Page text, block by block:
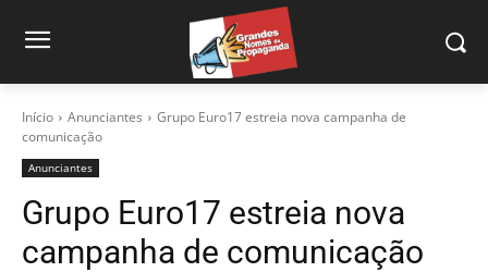
Início Anunciantes
Grupo Euro17 estreia nova campanha de
comunicação
Anunciantes
Grupo Euro17 estreia nova
campanha de comunicação